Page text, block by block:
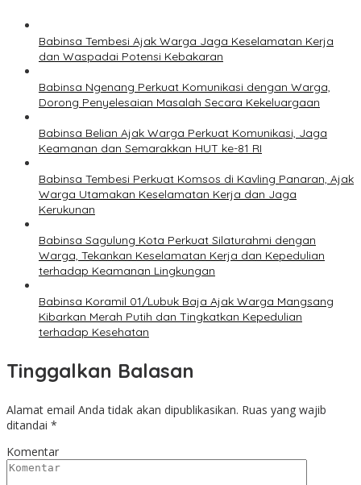
Babinsa Tembesi Ajak Warga Jaga Keselamatan Kerja
dan Waspadai Potensi Kebakaran
Babinsa Ngenang Perkuat Komunikasi dengan Warga,
Dorong Penyelesaian Masalah Secara Kekeluargaan
Babinsa Belian Ajak Warga Perkuat Komunikasi, Jaga
Keamanan dan Semarakkan HUT ke-81 RI
Babinsa Tembesi Perkuat Komsos di Kavling Panaran, Ajak
Warga Utamakan Keselamatan Kerja dan Jaga
Kerukunan
Babinsa Sagulung Kota Perkuat Silaturahmi dengan
Warga, Tekankan Keselamatan Kerja dan Kepedulian
terhadap Keamanan Lingkungan
Babinsa Koramil 01/Lubuk Baja Ajak Warga Mangsang
Kibarkan Merah Putih dan Tingkatkan Kepedulian
terhadap Kesehatan
Tinggalkan Balasan
Alamat email Anda tidak akan dipublikasikan. Ruas yang wajib
ditandai *
Komentar